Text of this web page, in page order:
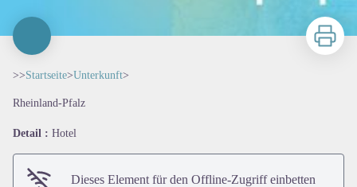
Zu
>>Startseite>Unterkunft>
Rheinland-Pfalz
Detail : Hotel
Dieses Element für den Offline-Zugriff einbetten